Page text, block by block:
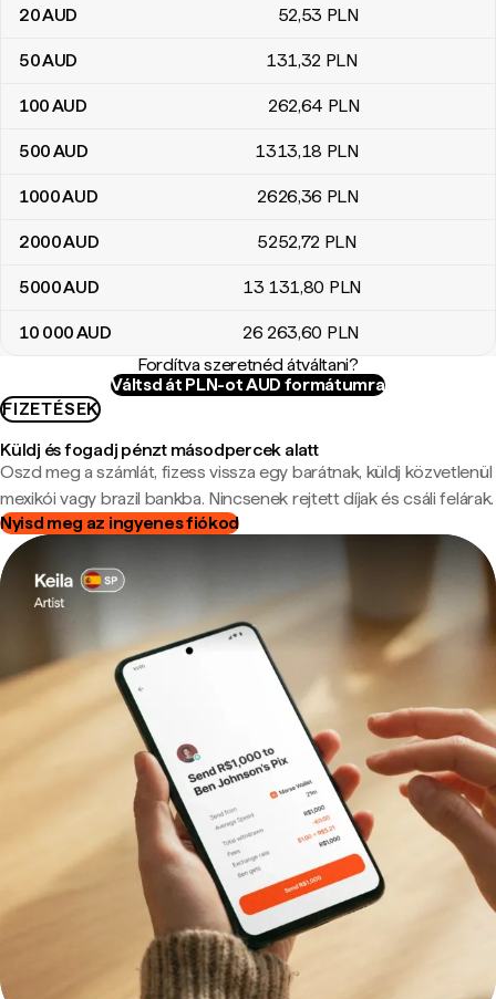
20AUD 52,53 PLN
50AUD 131,32 PLN
100AUD 262,64 PLN
500AUD 1313,18 PLN
1000AUD 2626,36 PLN
2000AUD 5252,72 PLN
5000AUD 13 131,80 PLN
10 000AUD 26 263,60 PLN
Fordítva szeretnéd átváltani?
Váltsd át PLN-ot AUD formátumra
FIZETÉSEK
Küldj és fogadj pénzt másodpercek alatt
Oszd meg a számlát, fizess vissza egy barátnak, küldj közvetlenül
mexikói vagy brazil bankba. Nincsenek rejtett díjak és csáli felárak.
Nyisd meg az ingyenes fiókod